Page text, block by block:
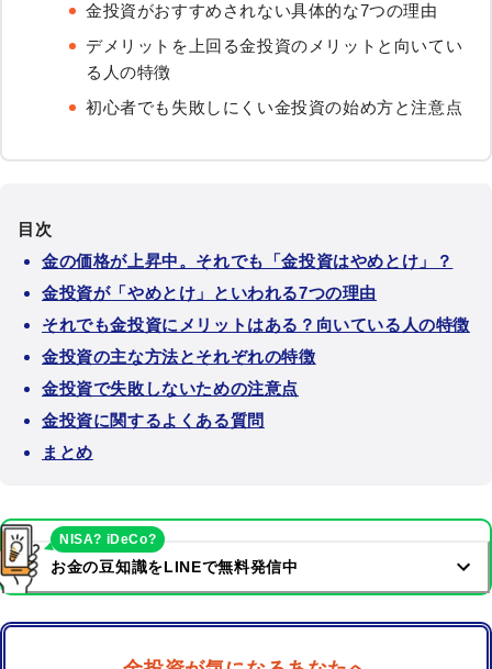
金投資がおすすめされない具体的な7つの理由
デメリットを上回る金投資のメリットと向いてい
る人の特徴
初心者でも失敗しにくい金投資の始め方と注意点
目次
金の価格が上昇中。それでも「金投資はやめとけ」？
金投資が「やめとけ」といわれる7つの理由
それでも金投資にメリットはある？向いている人の特徴
金投資の主な方法とそれぞれの特徴
金投資で失敗しないための注意点
金投資に関するよくある質問
まとめ
お金の豆知識をLINEで無料発信中
NISA? iDeCo?